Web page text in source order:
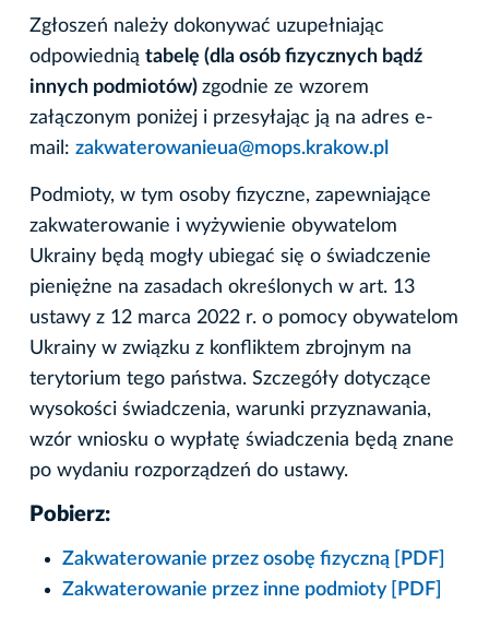
Zgłoszeń należy dokonywać uzupełniając
odpowiednią tabelę (dla osób fizycznych bądź
innych podmiotów) zgodnie ze wzorem
załączonym poniżej i przesyłając ją na adres e-
mail: zakwaterowanieua@mops.krakow.pl
Podmioty, w tym osoby fizyczne, zapewniające
zakwaterowanie i wyżywienie obywatelom
Ukrainy będą mogły ubiegać się o świadczenie
pieniężne na zasadach określonych w art. 13
ustawy z 12 marca 2022 r. o pomocy obywatelom
Ukrainy w związku z konfliktem zbrojnym na
terytorium tego państwa. Szczegóły dotyczące
wysokości świadczenia, warunki przyznawania,
wzór wniosku o wypłatę świadczenia będą znane
po wydaniu rozporządzeń do ustawy.
Pobierz:
Zakwaterowanie przez osobę fizyczną [PDF]
Zakwaterowanie przez inne podmioty [PDF]